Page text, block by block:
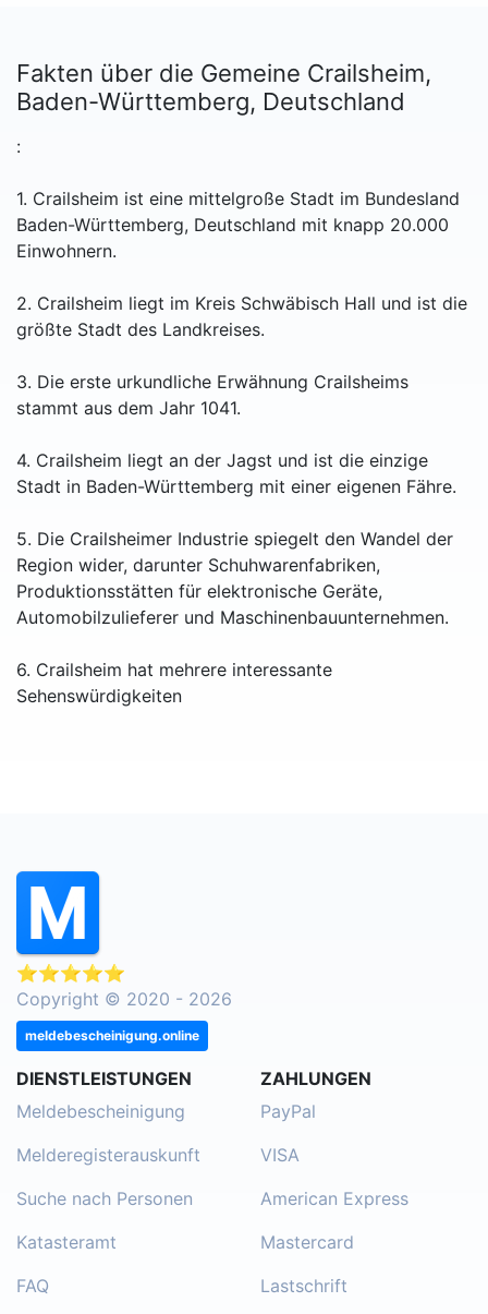
Fakten über die Gemeine Crailsheim,
Baden-Württemberg, Deutschland
:
1. Crailsheim ist eine mittelgroße Stadt im Bundesland
Baden-Württemberg, Deutschland mit knapp 20.000
Einwohnern.
2. Crailsheim liegt im Kreis Schwäbisch Hall und ist die
größte Stadt des Landkreises.
3. Die erste urkundliche Erwähnung Crailsheims
stammt aus dem Jahr 1041.
4. Crailsheim liegt an der Jagst und ist die einzige
Stadt in Baden-Württemberg mit einer eigenen Fähre.
5. Die Crailsheimer Industrie spiegelt den Wandel der
Region wider, darunter Schuhwarenfabriken,
Produktionsstätten für elektronische Geräte,
Automobilzulieferer und Maschinenbauunternehmen.
6. Crailsheim hat mehrere interessante
Sehenswürdigkeiten
⭐⭐⭐⭐⭐
Copyright © 2020 - 2026
meldebescheinigung.online
DIENSTLEISTUNGEN
Meldebescheinigung
Melderegisterauskunft
Suche nach Personen
Katasteramt
FAQ
ZAHLUNGEN
PayPal
VISA
American Express
Mastercard
Lastschrift